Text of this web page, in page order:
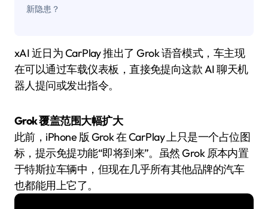
新隐患？
xAI 近日为 CarPlay 推出了 Grok 语音模式，车主现
在可以通过车载仪表板，直接免提向这款 AI 聊天机
器人提问或发出指令。
Grok 覆盖范围大幅扩大
此前，iPhone 版 Grok 在 CarPlay 上只是一个占位图
标，提示免提功能“即将到来”。虽然 Grok 原本内置
于特斯拉车辆中，但现在几乎所有其他品牌的汽车
也都能用上它了。